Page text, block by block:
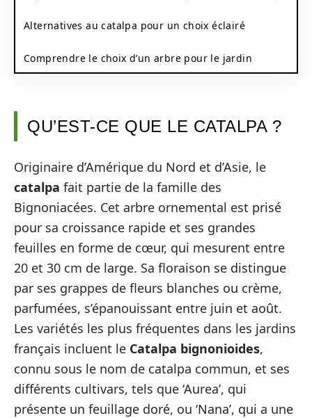
Alternatives au catalpa pour un choix éclairé
Comprendre le choix d’un arbre pour le jardin
QU’EST-CE QUE LE CATALPA ?
Originaire d’Amérique du Nord et d’Asie, le
catalpa fait partie de la famille des
Bignoniacées. Cet arbre ornemental est prisé
pour sa croissance rapide et ses grandes
feuilles en forme de cœur, qui mesurent entre
20 et 30 cm de large. Sa floraison se distingue
par ses grappes de fleurs blanches ou crème,
parfumées, s’épanouissant entre juin et août.
Les variétés les plus fréquentes dans les jardins
français incluent le Catalpa bignonioides,
connu sous le nom de catalpa commun, et ses
différents cultivars, tels que ‘Aurea’, qui
présente un feuillage doré, ou ‘Nana’, qui a une